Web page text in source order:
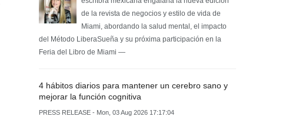
de la revista de negocios y estilo de vida de
Miami, abordando la salud mental, el impacto
del Método LiberaSueña y su próxima participación en la
Feria del Libro de Miami —
4 hábitos diarios para mantener un cerebro sano y
mejorar la función cognitiva
PRESS RELEASE - Mon, 03 Aug 2026 17:17:04